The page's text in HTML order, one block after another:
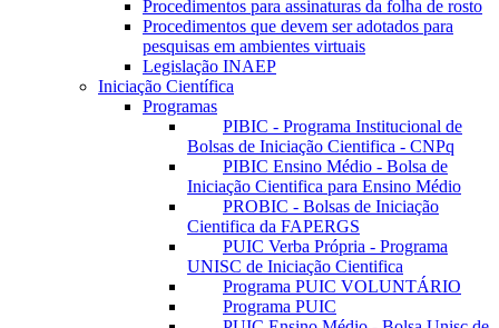
Procedimentos para assinaturas da folha de rosto
Procedimentos que devem ser adotados para
pesquisas em ambientes virtuais
Legislação INAEP
Iniciação Científica
Programas
PIBIC - Programa Institucional de
Bolsas de Iniciação Cientifica - CNPq
PIBIC Ensino Médio - Bolsa de
Iniciação Cientifica para Ensino Médio
PROBIC - Bolsas de Iniciação
Cientifica da FAPERGS
PUIC Verba Própria - Programa
UNISC de Iniciação Cientifica
Programa PUIC VOLUNTÁRIO
Programa PUIC